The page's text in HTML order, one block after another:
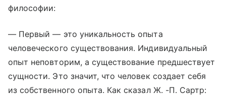
философии:
— Первый — это уникальность опыта
человеческого существования. Индивидуальный
опыт неповторим, а существование предшествует
сущности. Это значит, что человек создает себя
из собственного опыта. Как сказал Ж. -П. Сартр: